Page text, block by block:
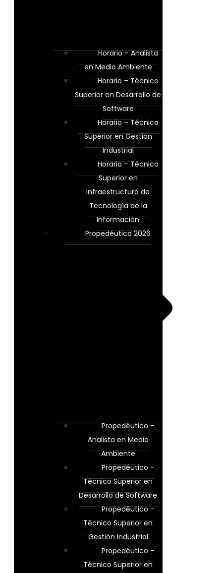
Horario – Analista
en Medio Ambiente
Horario – Técnico
Superior en Desarrollo de
Software
Horario – Técnico
Superior en Gestión
Industrial
Horario – Técnico
Superior en
Infraestructura de
Tecnología de la
Información
Propedéutico 2026
Propedéutico –
Analista en Medio
Ambiente
Propedéutico –
Técnico Superior en
Desarrollo de Software
Propedéutico –
Técnico Superior en
Gestión Industrial
Propedéutico –
Técnico Superior en